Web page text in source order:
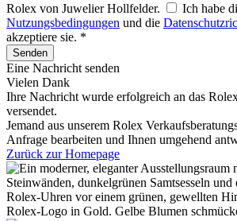
Rolex von Juwelier Hollfelder.
Ich habe
Nutzungsbedingungen und die
akzeptiere sie. *
Senden
Eine Nachricht senden
Vielen Dank
Ihre Nachricht wurde erfolgreich an das
versendet.
Jemand aus unserem Rolex
Anfrage bearbeiten und Ihnen umgehend
Zurück zur Homepage